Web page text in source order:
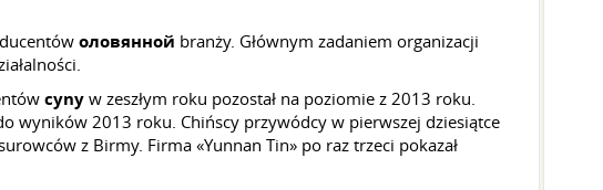
оловянной branży. Głównym zadaniem organizacji
cyny w zeszłym roku pozostał na poziomie z 2013 roku.
wyników 2013 roku. Chińscy przywódcy w pierwszej dziesiątce
z Birmy. Firma «Yunnan Tin» po raz trzeci pokazał